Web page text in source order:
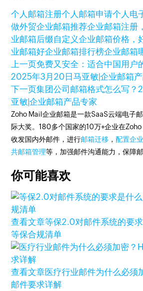
个人邮箱注册个人邮箱申请个人电
做外贸企业邮箱推荐企业邮箱注册
业邮箱后缀自定义企业邮箱价格，
业邮箱好企业邮箱排行榜企业邮箱
上一页免费又安全：适合中国用户
2025年3月20日马亚敏|企业邮箱
下一页集团公司邮箱格式怎么写？
亚敏|企业邮箱产品专家
Zoho Mail企业邮箱是一款SaaS云端电子
际大奖。180多个国家的10万+企业在
收发国内外邮件，进行邮箱迁移 ，配置企
共邮箱管理等，加强邮件沟通能力，保障
你可能喜欢
查看文章等保2.0对邮件系统的要
等保合规清单
查看文章医疗行业邮件为什么必须
邮件要求详解